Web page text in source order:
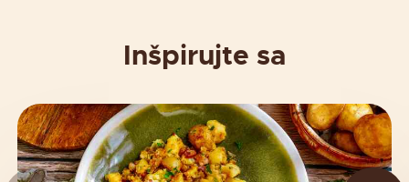
Inšpirujte sa